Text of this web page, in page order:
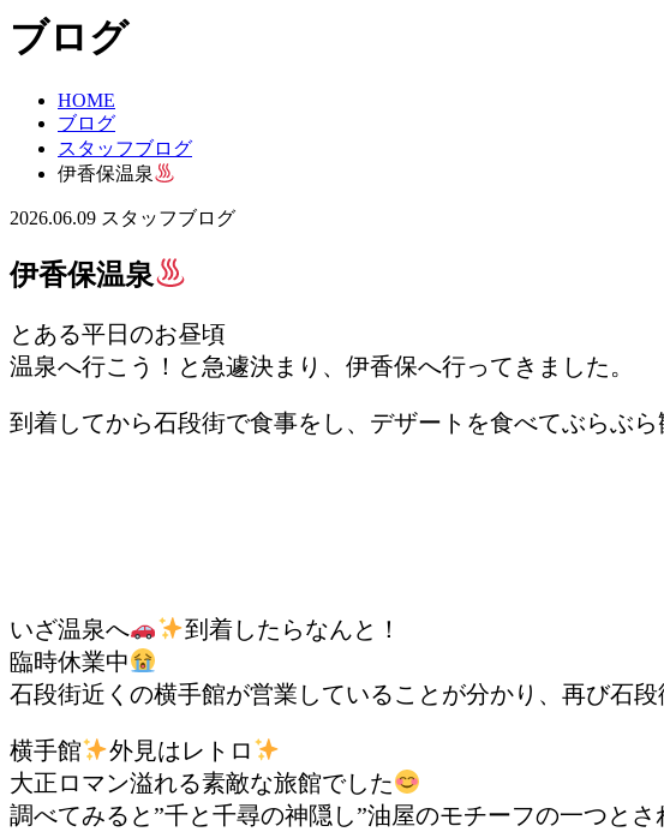
ブログ
HOME
ブログ
スタッフブログ
伊香保温泉
2026.06.09 スタッフブログ
伊香保温泉
とある平日のお昼頃
温泉へ行こう！と急遽決まり、伊香保へ行ってきました。
到着してから石段街で食事をし、デザートを食べてぶらぶら
いざ温泉へ
到着したらなんと！
臨時休業中
石段街近くの横手館が営業していることが分かり、再び石
横手館
外見はレトロ
大正ロマン溢れる素敵な旅館でした
調べてみると”千と千尋の神隠し”油屋のモチーフの一つとさ